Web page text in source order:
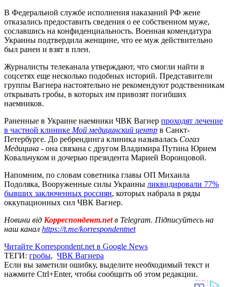
В Федеральной службе исполнения наказаний РФ жене
отказались предоставить сведения о ее собственном муже,
сославшись на конфиденциальность. Военная комендатура
Украины подтвердила женщине, что ее муж действительно
был ранен и взят в плен.
Журналисты телеканала утверждают, что смогли найти в
соцсетях еще несколько подобных историй. Представители
группы Вагнера настоятельно не рекомендуют родственникам
открывать гробы, в которых им привозят погибших
наемников.
Раненные в Украине наемники ЧВК Вагнер проходят лечение
в частной клинике Мой медицинский центр в Санкт-
Петербурге. До ребрендинга клиника называлась Согаз
Медицина - она связана с другом Владимира Путина Юрием
Ковальчуком и дочерью президента Марией Воронцовой.
Напомним, по словам советника главы ОП Михаила
Подоляка, Вооруженные силы Украины ликвидировали 77%
бывших заключенных россиян, которых набрала в ряды
оккупационных сил ЧВК Вагнер.
Новини від Корреспондент.netв Telegram. Підписуйтесь на
наш канал https://t.me/korrespondentnet
Читайте Korrespondent.net в Google News
ТЕГИ: гробы, ЧВК Вагнера
Если вы заметили ошибку, выделите необходимый текст и
нажмите Ctrl+Enter, чтобы сообщить об этом редакции.